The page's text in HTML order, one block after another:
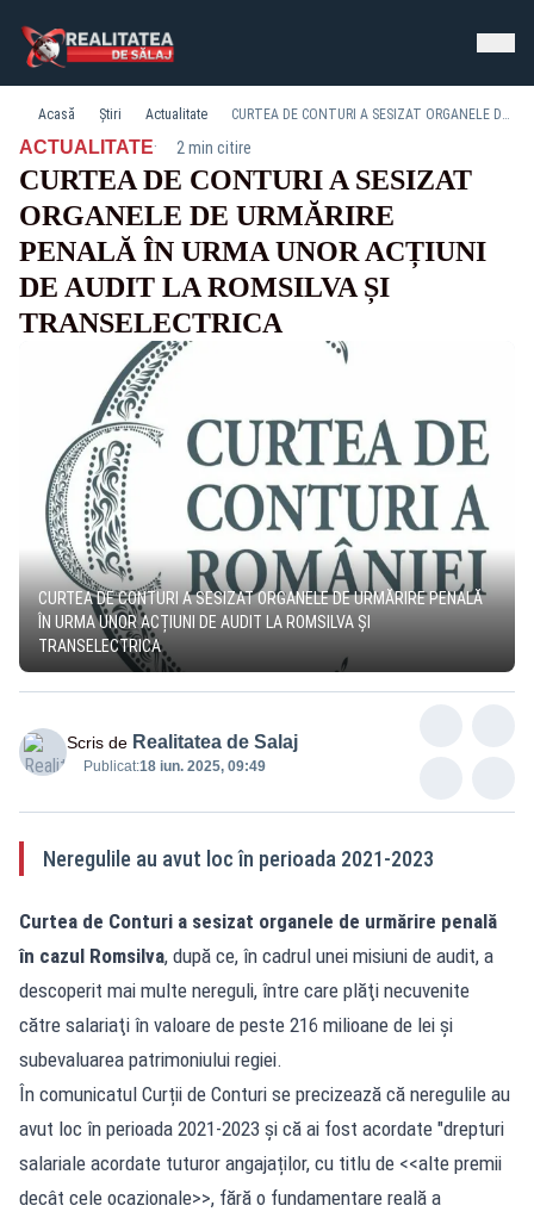
Acasă Știri Actualitate CURTEA DE CONTURI A SESIZAT ORGANELE DE URMĂRIRE PENALĂ ÎN URMA UNOR ACȚIUNI DE AUDIT LA ROMSILVA ȘI TRANSELECTRICA
ACTUALITATE· 2 min citire
CURTEA DE CONTURI A SESIZAT
ORGANELE DE URMĂRIRE
PENALĂ ÎN URMA UNOR ACȚIUNI
DE AUDIT LA ROMSILVA ȘI
TRANSELECTRICA
CURTEA DE CONTURI A SESIZAT ORGANELE DE URMĂRIRE PENALĂ
ÎN URMA UNOR ACȚIUNI DE AUDIT LA ROMSILVA ȘI
TRANSELECTRICA
Scris de Realitatea de Salaj
Publicat:18 iun. 2025, 09:49
Neregulile au avut loc în perioada 2021-2023
Curtea de Conturi a sesizat organele de urmărire penală
în cazul Romsilva, după ce, în cadrul unei misiuni de audit, a
descoperit mai multe nereguli, între care plăţi necuvenite
către salariaţi în valoare de peste 216 milioane de lei şi
subevaluarea patrimoniului regiei.
În comunicatul Curții de Conturi se precizează că neregulile au
avut loc în perioada 2021-2023 și că ai fost acordate "drepturi
salariale acordate tuturor angajaților, cu titlu de <<alte premii
decât cele ocazionale>>, fără o fundamentare reală a